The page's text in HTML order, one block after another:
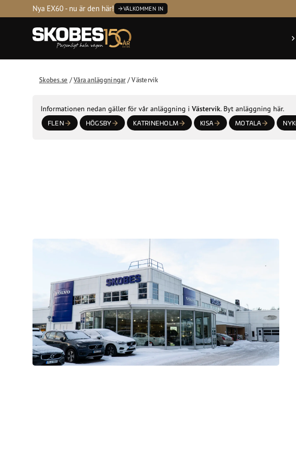
Nya EX60 - nu är den här! VÄLKOMMEN IN
Skobes.se /Våra anläggningar/Västervik
Informationen nedan gäller för vår anläggning i Västervik. Byt anläggning här.
FLEN HÖGSBY KATRINEHOLM KISA MOTALA